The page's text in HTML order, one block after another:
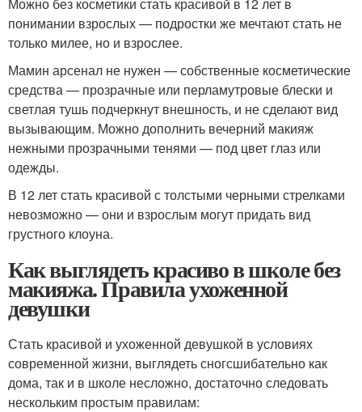
понимании взрослых — подростки же мечтают стать не
только милее, но и взрослее.
Мамин арсенал не нужен — собственные косметические
средства — прозрачные или перламутровые блески и
светлая тушь подчеркнут внешность, и не сделают вид
вызывающим. Можно дополнить вечерний макияж
нежными прозрачными тенями — под цвет глаз или
одежды.
В 12 лет стать красивой с толстыми черными стрелками
невозможно — они и взрослым могут придать вид
грустного клоуна.
Как выглядеть красиво в школе без
макияжа. Правила ухоженной
девушки
Стать красивой и ухоженной девушкой в условиях
современной жизни, выглядеть сногсшибательно как
дома, так и в школе несложно, достаточно следовать
нескольким простым правилам: